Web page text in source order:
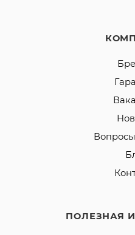
ПОЛЕЗНАЯ